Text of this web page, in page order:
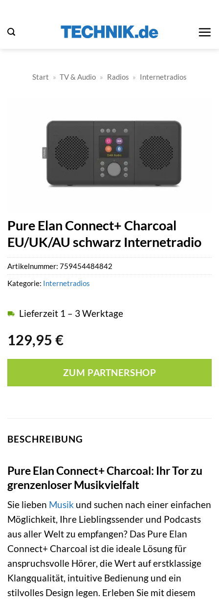
springen
Start » TV & Audio » Radios » Internetradios
Pure Elan Connect+ Charcoal
EU/UK/AU schwarz Internetradio
129,95 €
Lieferzeit 1 – 3 Werktage
ZUM PARTNERSHOP
Artikelnummer: 759454484842
Kategorie: Internetradios
BESCHREIBUNG
Pure Elan Connect+ Charcoal: Ihr Tor zu
grenzenloser Musikvielfalt
Sie lieben Musik und suchen nach einer einfachen
Möglichkeit, Ihre Lieblingssender und Podcasts
aus aller Welt zu empfangen? Das Pure Elan
Connect+ Charcoal ist die ideale Lösung für
anspruchsvolle Hörer, die Wert auf erstklassige
Klangqualität, intuitive Bedienung und ein
stilvolles Design legen. Erleben Sie mit diesem